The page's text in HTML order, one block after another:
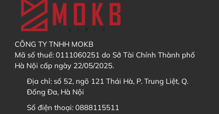
Vỏ nhôm CNC toàn bộ, 5 phối màu tuyệt đẹp.
Spray coat: Console (Xám), Retro Console
(Trắng), White Peach (Hồng), Bubble Dragon
(Xanh Lá).
Anode: Imp (Xám).
Tạ PVD thép không gỉ với badge Cyber Dog.
Màn hình Tùy chỉnh với Chủ đề Động mới.
Hỗ trợ ảnh GIF tùy chỉnh với ảnh nền và ảnh
chính riêng biệt.
CÔNG TY TNHH MOKB
Mã số thuế: 0111060251 do Sở Tài Chính Thành phố
Hà Nội cấp ngày 22/05/2025.
Địa chỉ: số 52, ngõ 121 Thái Hà, P. Trung Liệt, Q.
Đống Đa, Hà Nội
Số điện thoại: 0888115511